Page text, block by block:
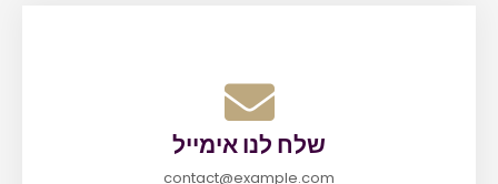
שלח לנו אימייל
contact@example.com